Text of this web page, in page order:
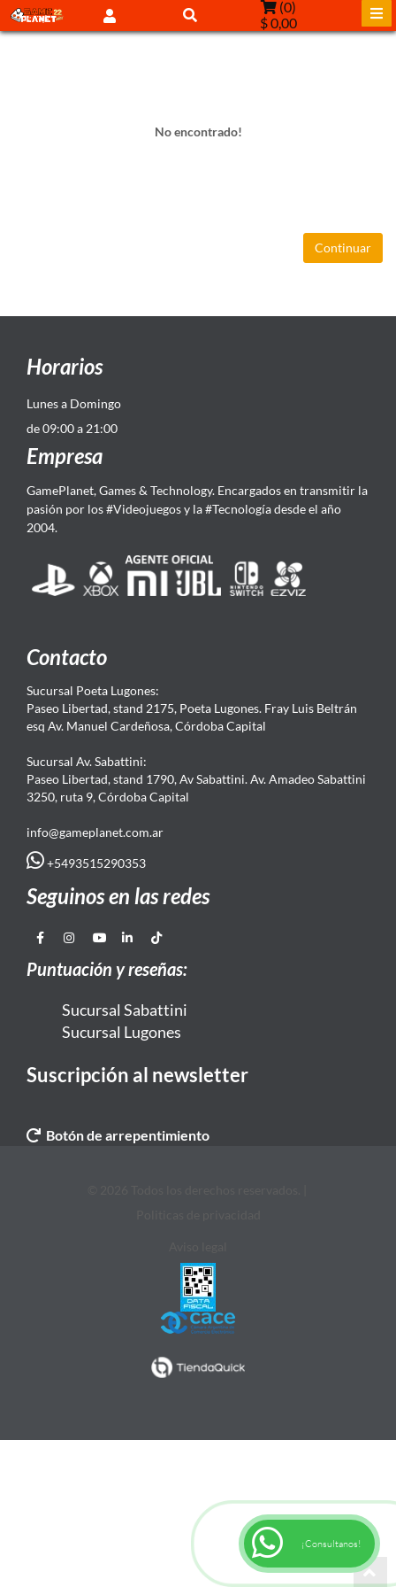
(0)
$ 0,00
No encontrado!
Continuar
Horarios
Lunes a Domingo
de 09:00 a 21:00
Empresa
GamePlanet, Games & Technology. Encargados en transmitir la
pasión por los #Videojuegos y la #Tecnología desde el año
2004.
Contacto
Sucursal Poeta Lugones:
Paseo Libertad, stand 2175, Poeta Lugones. Fray Luis Beltrán
esq Av. Manuel Cardeñosa, Córdoba Capital
Sucursal Av. Sabattini:
Paseo Libertad, stand 1790, Av Sabattini. Av. Amadeo Sabattini
3250, ruta 9, Córdoba Capital
info@gameplanet.com.ar
+5493515290353
Seguinos en las redes
Puntuación y reseñas:
Sucursal Sabattini
Sucursal Lugones
Suscripción al newsletter
Botón de arrepentimiento
¡Consultanos!